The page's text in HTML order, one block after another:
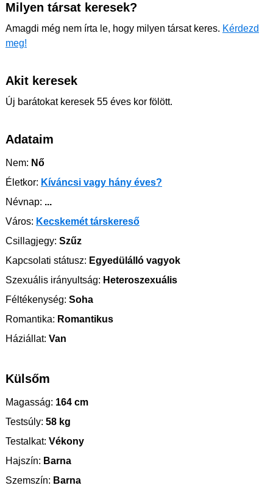
Milyen társat keresek?
Amagdi még nem írta le, hogy milyen társat keres. Kérdezd
meg!
Akit keresek
Új barátokat keresek 55 éves kor fölött.
Adataim
Nem: Nő
Életkor: Kíváncsi vagy hány éves?
Névnap: ...
Város: Kecskemét társkereső
Csillagjegy: Szűz
Kapcsolati státusz: Egyedülálló vagyok
Szexuális irányultság: Heteroszexuális
Féltékenység: Soha
Romantika: Romantikus
Háziállat: Van
Külsőm
Magasság: 164 cm
Testsúly: 58 kg
Testalkat: Vékony
Hajszín: Barna
Szemszín: Barna